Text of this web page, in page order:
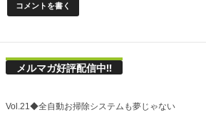
メルマガ好評配信中!!
Vol.21◆全自動お掃除システムも夢じゃない